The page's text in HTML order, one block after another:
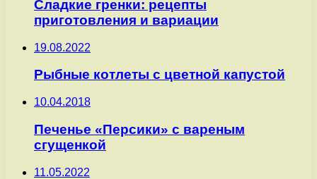
Сладкие гренки: рецепты
приготовления и вариации
19.08.2022
Рыбные котлеты с цветной капустой
10.04.2018
Печенье «Персики» с вареным
сгущенкой
11.05.2022